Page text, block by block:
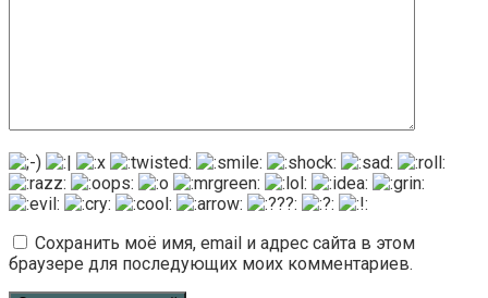
Сохранить моё имя, email и адрес сайта в этом
браузере для последующих моих комментариев.